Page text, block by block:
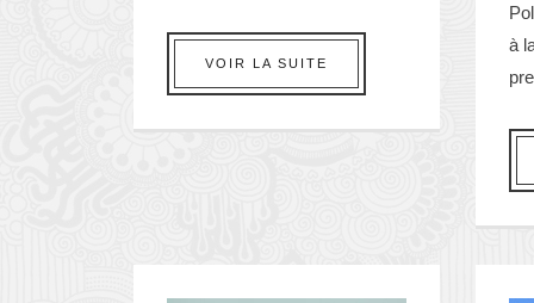
VOIR LA SUITE
à